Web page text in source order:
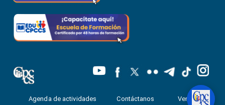
Agenda de actividades Contáctanos
Ventanilla